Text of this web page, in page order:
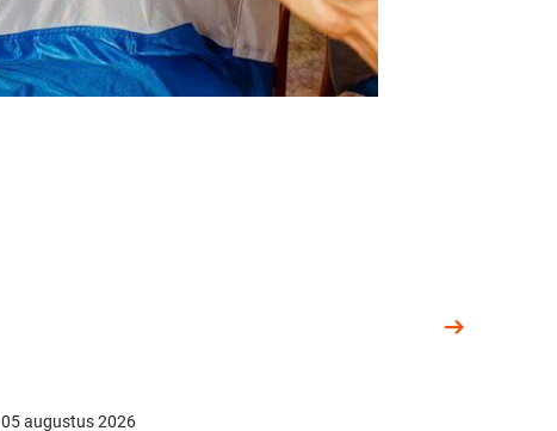
05 augustus 2026